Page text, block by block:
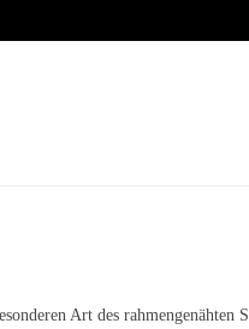
Art des rahmengenähten